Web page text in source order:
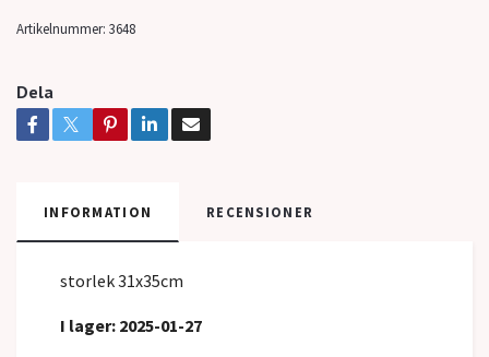
Artikelnummer: 3648
Dela
INFORMATION RECENSIONER
storlek 31x35cm
I lager: 2025-01-27